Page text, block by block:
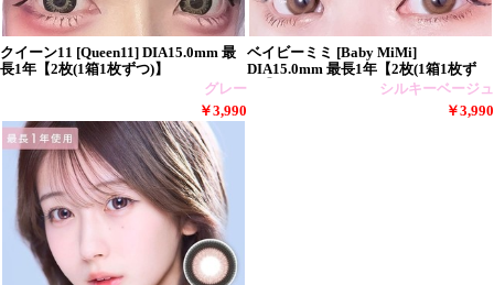
クイーン11 [Queen11] DIA15.0mm 最
長1年【2枚(1箱1枚ずつ)】
グレー
￥3,990
ベイビーミミ [Baby MiMi]
DIA15.0mm 最長1年【2枚(1箱1枚ず
シルキーベージュ
￥3,990